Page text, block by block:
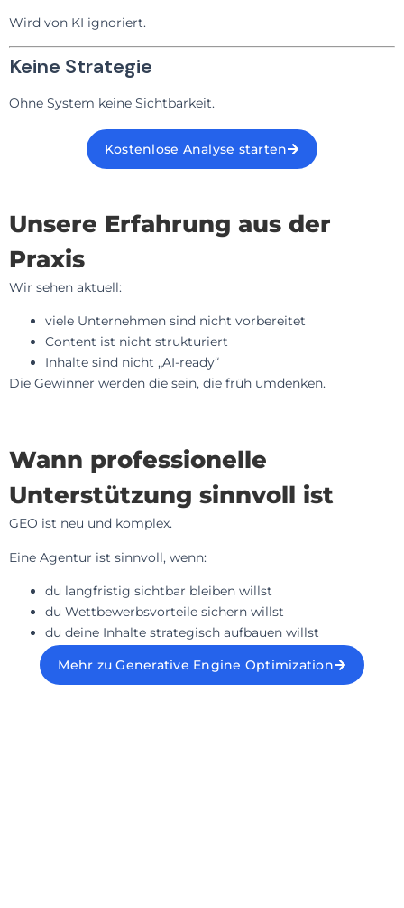
Wird von KI ignoriert.
Keine Strategie
Ohne System keine Sichtbarkeit.
Kostenlose Analyse starten
Unsere Erfahrung aus der
Praxis
Wir sehen aktuell:
viele Unternehmen sind nicht vorbereitet
Content ist nicht strukturiert
Inhalte sind nicht „AI-ready“
Die Gewinner werden die sein, die früh umdenken.
Wann professionelle
Unterstützung sinnvoll ist
GEO ist neu und komplex.
Eine Agentur ist sinnvoll, wenn:
du langfristig sichtbar bleiben willst
du Wettbewerbsvorteile sichern willst
du deine Inhalte strategisch aufbauen willst
Mehr zu Generative Engine Optimization